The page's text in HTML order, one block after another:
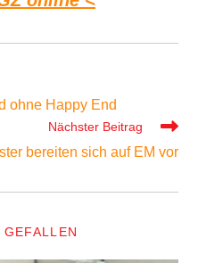
ohne Happy End
Nächster Beitrag
bereiten sich auf EM vor